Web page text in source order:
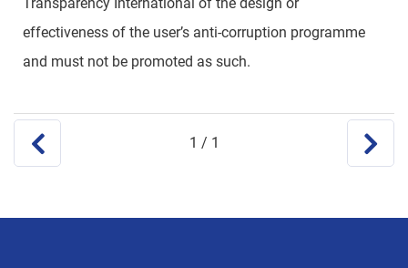
effectiveness of the user’s anti-corruption programme
and must not be promoted as such.
1 / 1